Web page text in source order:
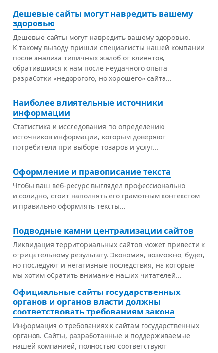
Дешевые сайты могут навредить вашему
здоровью
Дешевые сайты могут навредить вашему здоровью.
К такому выводу пришли специалисты нашей компании
после анализа типичных жалоб от клиентов,
обратившихся к нам после неудачного опыта
разработки «недорогого, но хорошего» сайта...
Наиболее влиятельные источники
информации
Статистика и исследования по определению
источников информации, которым доверяют
потребители при выборе товаров и услуг...
Оформление и правописание текста
Чтобы ваш веб-ресурс выглядел профессионально
и солидно, стоит наполнять его грамотным контекстом
и правильно оформлять тексты…
Подводные камни централизации сайтов
Ликвидация территориальных сайтов может привести к
отрицательному результату. Экономия, возможно, будет,
но последуют и негативные последствия, на которые
мы хотим обратить внимание наших читателей...
Официальные сайты государственных
органов и органов власти должны
соответствовать требованиям закона
Информация о требованиях к сайтам государственных
органов. Сайты, разработанные и поддерживаемые
нашей компанией, полностью соответствуют